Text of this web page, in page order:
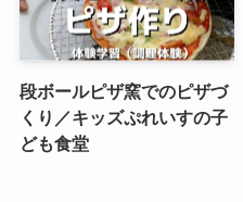
段ボールピザ窯でのピザづ
くり／キッズぷれいすの子
ども食堂